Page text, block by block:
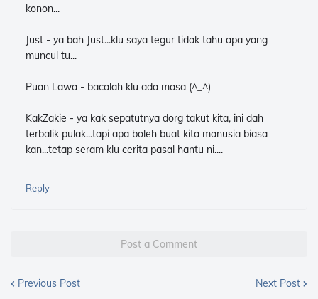
konon...
Just - ya bah Just...klu saya tegur tidak tahu apa yang
muncul tu...
Puan Lawa - bacalah klu ada masa (^_^)
KakZakie - ya kak sepatutnya dorg takut kita, ini dah
terbalik pulak...tapi apa boleh buat kita manusia biasa
kan...tetap seram klu cerita pasal hantu ni....
Reply
Post a Comment
Previous Post Next Post